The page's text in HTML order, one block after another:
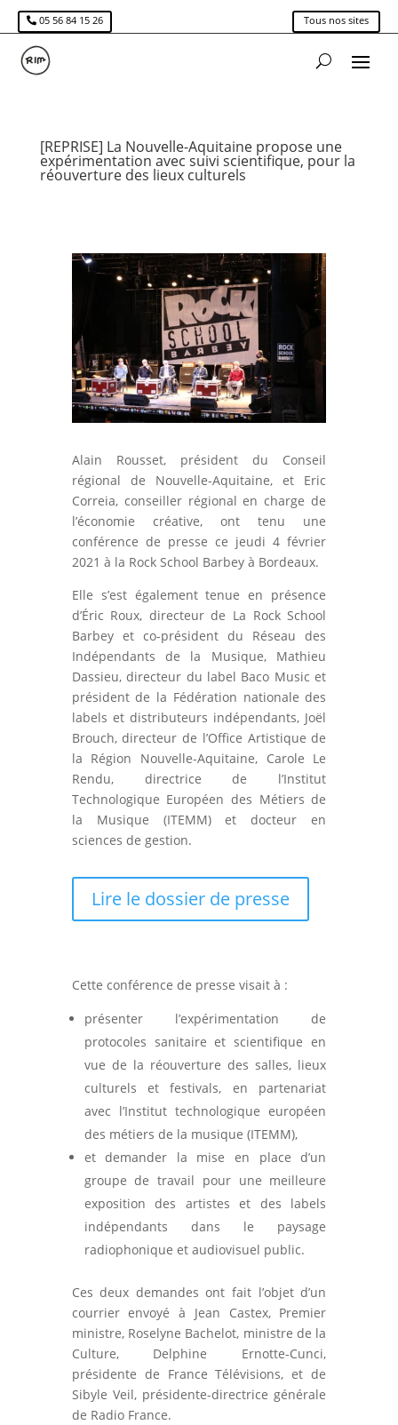
05 56 84 15 26 Tous nos sites
[REPRISE] La Nouvelle-Aquitaine propose une
expérimentation avec suivi scientifique, pour la
réouverture des lieux culturels
Alain Rousset, président du Conseil
régional de Nouvelle-Aquitaine, et Eric
Correia, conseiller régional en charge de
l’économie créative, ont tenu une
conférence de presse ce jeudi 4 février
2021 à la Rock School Barbey à Bordeaux.
Elle s’est également tenue en présence
d’Éric Roux, directeur de La Rock School
Barbey et co-président du Réseau des
Indépendants de la Musique, Mathieu
Dassieu, directeur du label Baco Music et
président de la Fédération nationale des
labels et distributeurs indépendants, Joël
Brouch, directeur de l’Office Artistique de
la Région Nouvelle-Aquitaine, Carole Le
Rendu, directrice de l’Institut
Technologique Européen des Métiers de
la Musique (ITEMM) et docteur en
sciences de gestion.
Lire le dossier de presse
Cette conférence de presse visait à :
présenter l’expérimentation de
protocoles sanitaire et scientifique en
vue de la réouverture des salles, lieux
culturels et festivals, en partenariat
avec l’Institut technologique européen
des métiers de la musique (ITEMM),
et demander la mise en place d’un
groupe de travail pour une meilleure
exposition des artistes et des labels
indépendants dans le paysage
radiophonique et audiovisuel public.
Ces deux demandes ont fait l’objet d’un
courrier envoyé à Jean Castex, Premier
ministre, Roselyne Bachelot, ministre de la
Culture, Delphine Ernotte-Cunci,
présidente de France Télévisions, et de
Sibyle Veil, présidente-directrice générale
de Radio France.